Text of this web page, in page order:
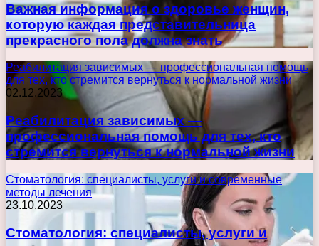
Важная информация о здоровье женщин,
которую каждая представительница
прекрасного пола должна знать
Реабилитация зависимых — профессиональная помощь
для тех, кто стремится вернуться к нормальной жизни
02.12.2023
Реабилитация зависимых —
профессиональная помощь для тех, кто
стремится вернуться к нормальной жизни
Стоматология: специалисты, услуги и современные
методы лечения
23.10.2023
Стоматология: специалисты, услуги и